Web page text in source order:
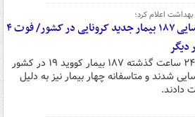
بهداشت اعلام کرد؛
شناسایی ۱۸۷ بیمار جدید کرونایی در کشور/ فوت ۴
دیگر
طی ۲۴ ساعت گذشته ۱۸۷ بیمار کووید ۱۹ در کشور
شدند و متاسفانه چهار بیمار نیز به دلیل
دادند.